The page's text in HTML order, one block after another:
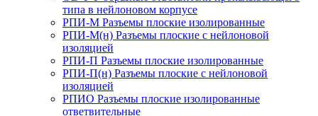
типа в нейлоновом корпусе
РПИ-М Разъемы плоские изолированные
РПИ-М(н) Разъемы плоские с нейлоновой
изоляцией
РПИ-П Разъемы плоские изолированные
РПИ-П(н) Разъемы плоские с нейлоновой
изоляцией
РПИО Разъемы плоские изолированные
ответвительные